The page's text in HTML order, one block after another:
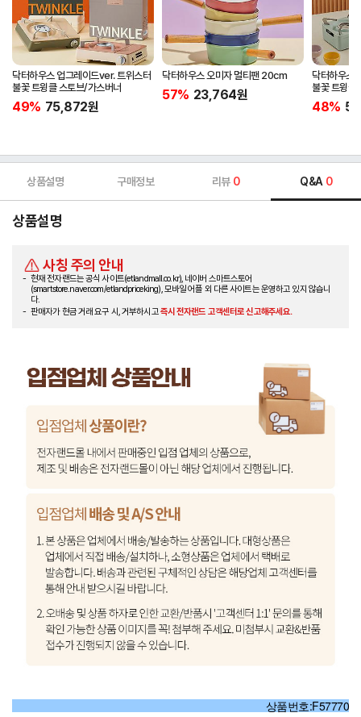
닥터하우스 업그레이드ver. 트위스터
불꽃 트윙클 스토브/가스버너
49% 75,872원
닥터하우스 오미자 멀티팬 20cm
57% 23,764원
닥터하우스
불꽃 트윙클
캠핑버너
48%
상품설명 구매정보 리뷰 0 Q&A 0
상품설명
사칭 주의 안내
현재 전자랜드는 공식 사이트(etlandmall.co.kr), 네이버 스마트스토어
(smartstore.naver.com/etlandpriceking), 모바일 어플 외 다른 사이트는 운영하고 있지 않습니
다.
판매자가 현금 거래 요구 시, 거부하시고즉시 전자랜드 고객센터로 신고해주세요.
상품번호:F57770